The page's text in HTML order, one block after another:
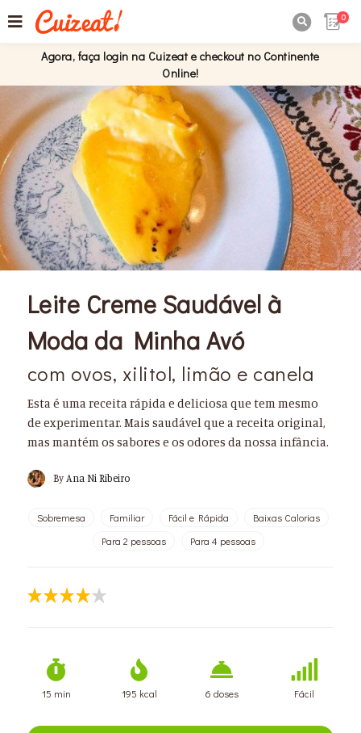
0
Agora, faça login na Cuizeat e checkout no Continente
Online!
Leite Creme Saudável à
Moda da Minha Avó
com ovos, xilitol, limão e canela
Esta é uma receita rápida e deliciosa que tem mesmo
de experimentar. Mais saudável que a receita original,
mas mantém os sabores e os odores da nossa infância.
By Ana Ni Ribeiro
Sobremesa Familiar Fácil e Rápida
Baixas Calorias
Para 2 pessoas
Para 4 pessoas
15 min 195 kcal 6 doses Fácil